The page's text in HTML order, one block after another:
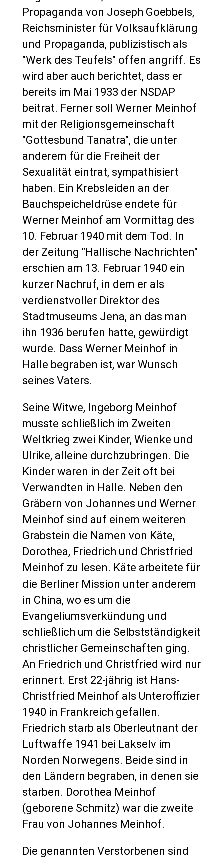
Propaganda von Joseph Goebbels,
Reichsminister für Volksaufklärung
und Propaganda, publizistisch als
"Werk des Teufels" offen angriff. Es
wird aber auch berichtet, dass er
bereits im Mai 1933 der NSDAP
beitrat. Ferner soll Werner Meinhof
mit der Religionsgemeinschaft
"Gottesbund Tanatra", die unter
anderem für die Freiheit der
Sexualität eintrat, sympathisiert
haben. Ein Krebsleiden an der
Bauchspeicheldrüse endete für
Werner Meinhof am Vormittag des
10. Februar 1940 mit dem Tod. In
der Zeitung "Hallische Nachrichten"
erschien am 13. Februar 1940 ein
kurzer Nachruf, in dem er als
verdienstvoller Direktor des
Stadtmuseums Jena, an das man
ihn 1936 berufen hatte, gewürdigt
wurde. Dass Werner Meinhof in
Halle begraben ist, war Wunsch
seines Vaters.
Seine Witwe, Ingeborg Meinhof
musste schließlich im Zweiten
Weltkrieg zwei Kinder, Wienke und
Ulrike, alleine durchzubringen. Die
Kinder waren in der Zeit oft bei
Verwandten in Halle. Neben den
Gräbern von Johannes und Werner
Meinhof sind auf einem weiteren
Grabstein die Namen von Käte,
Dorothea, Friedrich und Christfried
Meinhof zu lesen. Käte arbeitete für
die Berliner Mission unter anderem
in China, wo es um die
Evangeliumsverkündung und
schließlich um die Selbstständigkeit
christlicher Gemeinschaften ging.
An Friedrich und Christfried wird nur
erinnert. Erst 22-jährig ist Hans-
Christfried Meinhof als Unteroffizier
1940 in Frankreich gefallen.
Friedrich starb als Oberleutnant der
Luftwaffe 1941 bei Lakselv im
Norden Norwegens. Beide sind in
den Ländern begraben, in denen sie
starben. Dorothea Meinhof
(geborene Schmitz) war die zweite
Frau von Johannes Meinhof.
Die genannten Verstorbenen sind